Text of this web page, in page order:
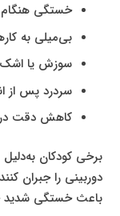
خستگی هنگام
بی‌میلی به
سوزش یا
سردرد پس از
کاهش دقت در
برخی کودکان
دوربینی را جبران
باعث خستگی شدید